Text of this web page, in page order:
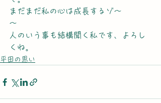
まだまだ私の心は成長するゾ～
～
人のいう事も結構聞く私です、よろし
くね。
平田の思い